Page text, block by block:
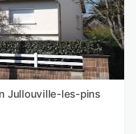
Jullouville-les-pins